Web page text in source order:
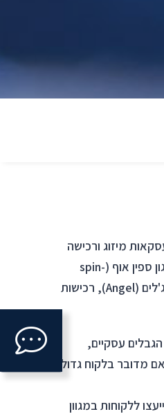
to
מיזוג ורכישה
בעלות מאפיינים בינלאומיים ומקומיים, של חברות ציבוריות ופרטיות, וכן עסקאות דומות כגון ספין אוף (spin-
offs), מכירת נכסים, השקעות אסטרטגיות, השקעות של קרנות הון סיכון, השקעות של אנג'לים (Angel), רכישות
הגבלים עסקיים,
מדובר בלקוח גדול,
ללקוחות במגוון